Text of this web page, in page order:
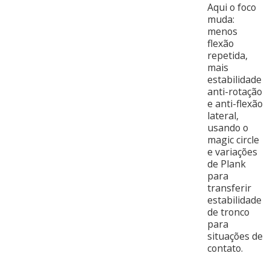
Aqui o foco
muda:
menos
flexão
repetida,
mais
estabilidade
anti-rotação
e anti-flexão
lateral,
usando o
magic circle
e variações
de Plank
para
transferir
estabilidade
de tronco
para
situações de
contato.